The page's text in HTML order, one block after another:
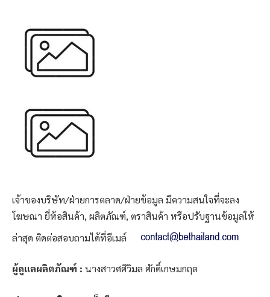
เจ้าของบริษัท/ฝ่ายการตลาด/ฝ่ายข้อมูล มีความสนใจที่จะลง
โฆษณา ยี่ห้อสินค้า, ผลิตภัณฑ์, ตราสินค้า หรือปรับฐานข้อมูลให้
ล่าสุด ติดต่อสอบถามได้ที่อีเมล์
ผู้ดูแลผลิตภัณฑ์ : นางสาวศศิวิมล ศักดิ์เกษมกฤต